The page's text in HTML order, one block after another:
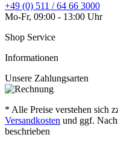
+49 (0) 511 / 64 66 3000
Mo-Fr, 09:00 - 13:00 Uhr
Shop Service
Informationen
Unsere Zahlungsarten
* Alle Preise verstehen sich
Versandkosten und ggf.
beschrieben